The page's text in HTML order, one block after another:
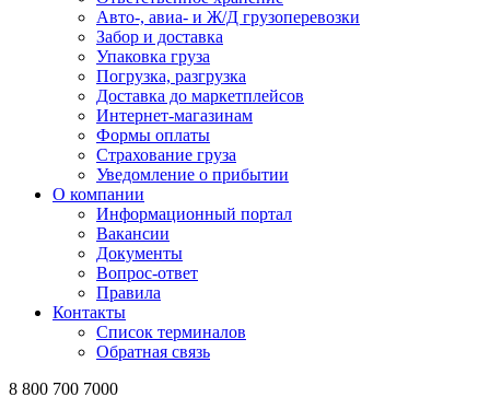
Авто-, авиа- и Ж/Д грузоперевозки
Забор и доставка
Упаковка груза
Погрузка, разгрузка
Доставка до маркетплейсов
Интернет-магазинам
Формы оплаты
Страхование груза
Уведомление о прибытии
О компании
Информационный портал
Вакансии
Документы
Вопрос-ответ
Правила
Контакты
Список терминалов
Обратная связь
8 800 700 7000